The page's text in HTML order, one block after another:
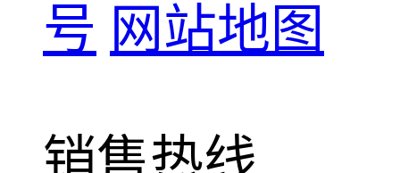
号 网站地图